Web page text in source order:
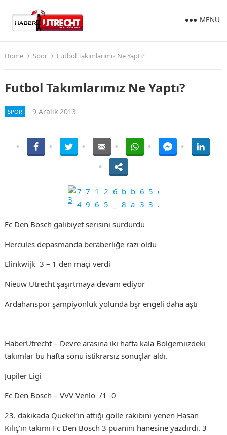
MENU
Home Spor Futbol Takımlarımız Ne Yaptı?
Futbol Takımlarımız Ne Yaptı?
SPOR 9 Aralık 2013
Fc Den Bosch galibiyet serisini sürdürdü
Hercules depasmanda beraberliğe razı oldu
Elinkwijk 3 – 1 den maçı verdi
Nieuw Utrecht şaşırtmaya devam ediyor
Ardahanspor şampiyonluk yolunda bşr engeli daha aştı
HaberUtrecht – Devre arasına iki hafta kala Bölgemıizdeki
takımlar bu hafta sonu istikrarsız sonuçlar aldı.
Jupiler Ligi
Fc Den Bosch – VVV Venlo /1 -0
23. dakikada Quekel’in attığı golle rakibini yenen Hasan
Kılıç’ın takımı Fc Den Bosch 3 puanını hanesine yazdırdı. 3